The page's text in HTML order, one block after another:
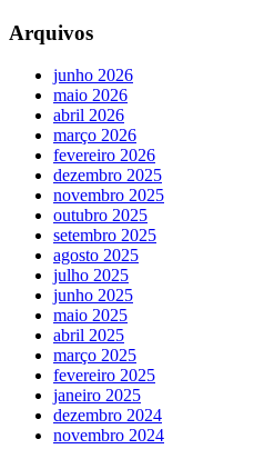
Arquivos
junho 2026
maio 2026
abril 2026
março 2026
fevereiro 2026
dezembro 2025
novembro 2025
outubro 2025
setembro 2025
agosto 2025
julho 2025
junho 2025
maio 2025
abril 2025
março 2025
fevereiro 2025
janeiro 2025
dezembro 2024
novembro 2024